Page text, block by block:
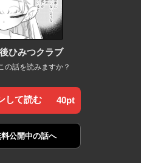
ひみつクラブ
の話を読みますか？
して読む 40pt
公開中の話へ